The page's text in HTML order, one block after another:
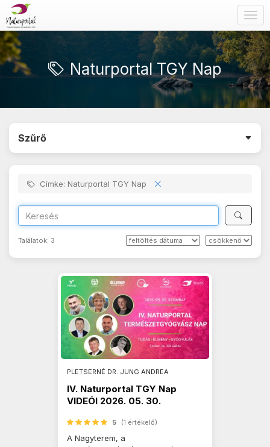
Naturportal TGY Nap
Szűrő
Címke: Naturportal TGY Nap
Találatok: 3
PLETSERNÉ DR. JUNG ANDREA
IV. Naturportal TGY Nap
VIDEÓI 2026. 05. 30.
5 (1 értékelő)
A Nagyterem, a